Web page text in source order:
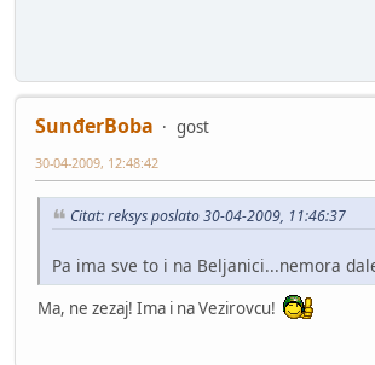
SunđerBoba
gost
30-04-2009, 12:48:42
Citat: reksys poslato 30-04-2009, 11:46:37
Pa ima sve to i na Beljanici...nemora
Ma, ne zezaj! Ima i na Vezirovcu!